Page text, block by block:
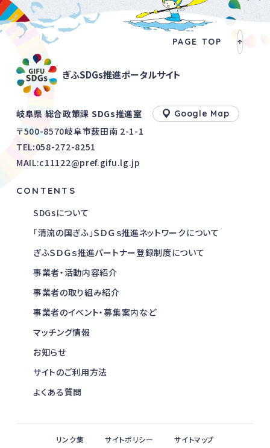
PAGE TOP
ぎふSDGs推進ポータルサイト
岐阜県 総合政策課 SDGs推進室 Google Map
〒500-8570岐阜市薮田南 2-1-1
TEL:058-272-8251
MAIL:c11122@pref.gifu.lg.jp
CONTENTS
SDGsについて
「清流の国ぎふ」ＳＤＧｓ推進ネットワークについて
ぎふＳＤＧｓ推進パートナー登録制度について
事業者・活動内容紹介
事業者の取り組み紹介
事業者のイベント・募集案内など
マッチング情報
お知らせ
サイトのご利用方法
よくある質問
リンク集 サイトポリシー
サイトマップ